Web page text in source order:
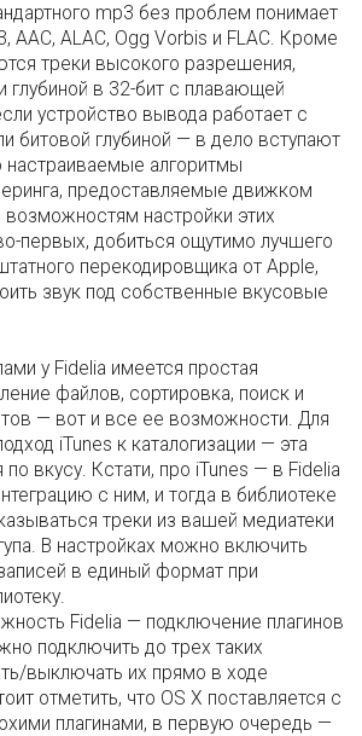
mp3 без проблем понимает
AAC, ALAC, Ogg Vorbis и FLAC. Кроме
треки высокого разрешения,
глубиной в 32-бит с плавающей
устройство вывода работает с
битовой глубиной — в дело вступают
алгоритмы
предоставляемые движком
возможностям настройки этих
первых, добиться ощутимо лучшего
перекодировщика от Apple,
звук под собственные вкусовые
у Fidelia имеется простая
файлов, сортировка, поиск и
— вот и все ее возможности. Для
iTunes к каталогизации — эта
по вкусу. Кстати, про iTunes — в Fidelia
с ним, и тогда в библиотеке
треки из вашей медиатеки
В настройках можно включить
в единый формат при
Fidelia — подключение плагинов
подключить до трех таких
выключать их прямо в ходе
отметить, что OS X поставляется с
плагинами, в первую очередь —